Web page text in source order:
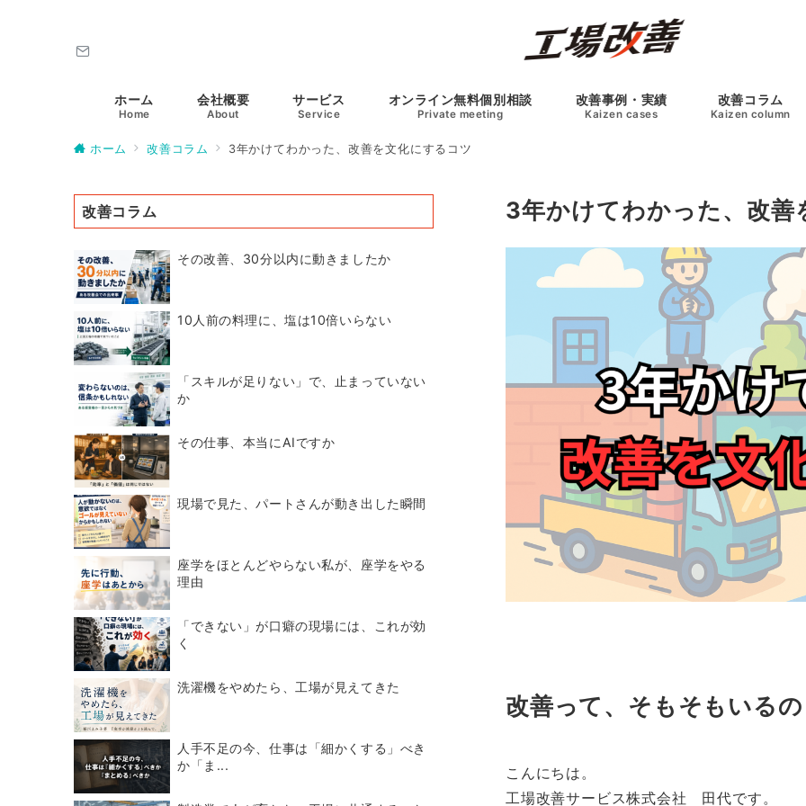
ホーム
Home
会社概要
About
サービス
Service
オンライン無料個別相談
Private meeting
改善事例・実績
Kaizen cases
改善コラム
Kaizen column
ホーム 改善コラム 3年かけてわかった、改善を文化にするコツ
3年かけてわかった、改善
改善って、そもそもいる
こんにちは。
工場改善サービス株式会社 田代です。
改善コラム
その改善、30分以内に動きましたか
10人前の料理に、塩は10倍いらない
「スキルが足りない」で、止まっていない
か
その仕事、本当にAIですか
現場で見た、パートさんが動き出した瞬間
座学をほとんどやらない私が、座学をやる
理由
「できない」が口癖の現場には、これが効
く
洗濯機をやめたら、工場が見えてきた
人手不足の今、仕事は「細かくする」べき
か「ま...